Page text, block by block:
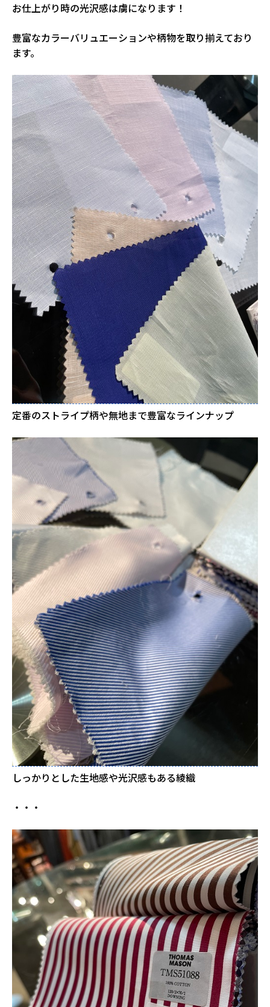
お仕上がり時の光沢感は虜になります！
豊富なカラーバリュエーションや柄物を取り揃えており
ます。
定番のストライプ柄や無地まで豊富なラインナップ
しっかりとした生地感や光沢感もある綾織
・・・